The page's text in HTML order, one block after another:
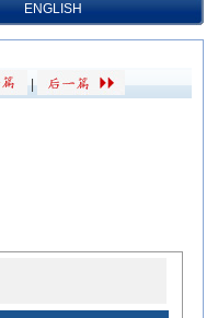
ENGLISH
|